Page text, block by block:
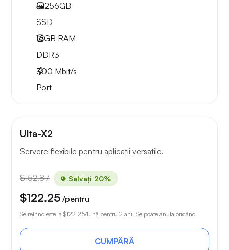
1x256GB
SSD
16GB RAM
DDR3
300 Mbit/s
Port
Ulta-X2
Servere flexibile pentru aplicații versatile.
$152.87 Salvați 20%
$122.25 /pentru
Se reînnoiește la $122.25/lună pentru 2 ani. Se poate anula oricând.
CUMPĂRĂ